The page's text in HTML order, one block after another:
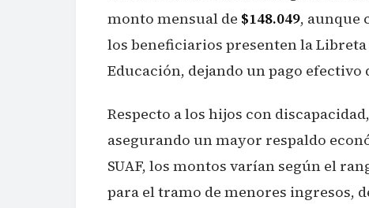
monto mensual de $148.049, aunque
los beneficiarios presenten la
Educación, dejando un pago efectivo
Respecto a los hijos con
asegurando un mayor respaldo
SUAF, los montos varían según el
para el tramo de menores ingresos,